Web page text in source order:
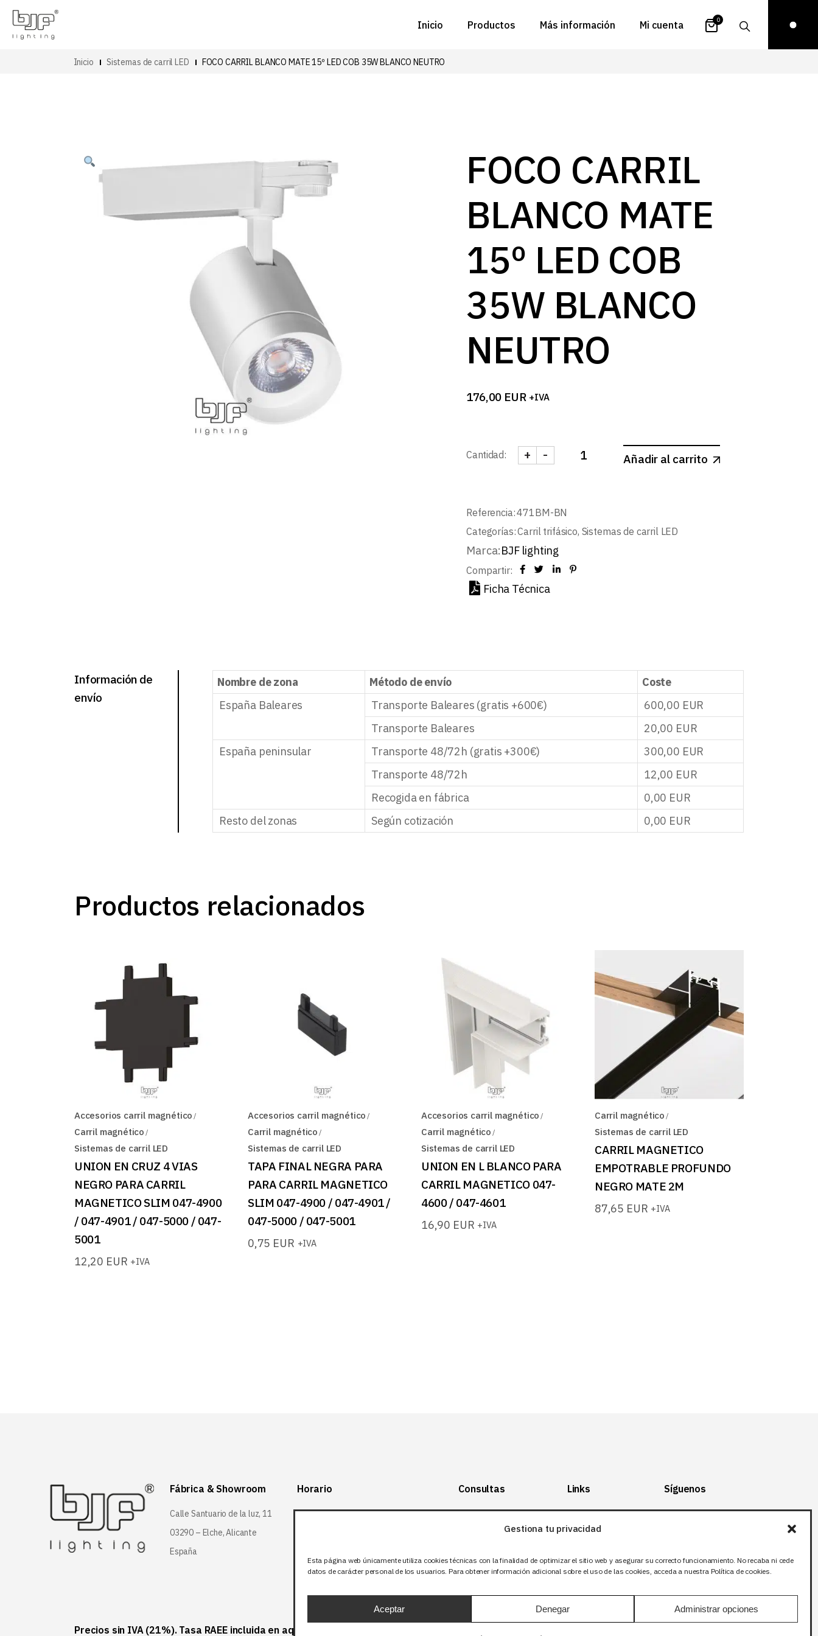
Gestiona tu privacidad
Esta página web únicamente utiliza cookies técnicas con la finalidad de optimizar el sitio web y asegurar su correcto funcionamiento. No recaba ni cede
datos de carácter personal de los usuarios. Para obtener información adicional sobre el uso de las cookies, acceda a nuestra Política de cookies.
Aceptar Denegar Administrar opciones
Inicio Productos Más información
FAQs
Proyectos
Zona de inspiración
Blog
Mi cuenta
contraseña
0
Inicio Sistemas de carril LED FOCO CARRIL BLANCO MATE 15º LED COB 35W BLANCO NEUTRO
FOCO CARRIL
BLANCO MATE
15º LED COB
35W BLANCO
NEUTRO
176,00 EUR +IVA
Cantidad: FOCO CARRIL BLANCO MATE 15º LED COB 35W BLANCO
-
+ Añadir al carrito
Referencia:471BM-BN
Categorías:Carril trifásico, Sistemas de carril LED
Marca:BJF lighting
Compartir:
Ficha Técnica
Información de
envío
Nombre de zona Método de envío
Coste
España Baleares
Transporte Baleares (gratis +600€) 600,00 EUR
Transporte Baleares
20,00 EUR
España peninsular
Transporte 48/72h (gratis +300€) 300,00 EUR
Transporte 48/72h
12,00 EUR
Recogida en fábrica
0,00 EUR
Resto del zonas
Según cotización 0,00 EUR
Productos relacionados
Accesorios carril magnético
Carril magnético
Sistemas de carril LED
UNION EN CRUZ 4 VIAS
NEGRO PARA CARRIL
MAGNETICO SLIM 047-4900
/ 047-4901 / 047-5000 / 047-
5001
12,20 EUR +IVA
Accesorios carril magnético
Carril magnético
Sistemas de carril LED
TAPA FINAL NEGRA PARA
PARA CARRIL MAGNETICO
SLIM 047-4900 / 047-4901 /
047-5000 / 047-5001
0,75 EUR +IVA
Accesorios carril magnético
Carril magnético
Sistemas de carril LED
UNION EN L BLANCO PARA
CARRIL MAGNETICO 047-
4600 / 047-4601
16,90 EUR +IVA
Carril magnético
Sistemas de carril LED
CARRIL MAGNETICO
EMPOTRABLE PROFUNDO
NEGRO MATE 2M
87,65 EUR +IVA
Fábrica & Showroom
Calle Santuario de la luz, 11
03290 – Elche, Alicante
España
Horario
Lunes-Viernes:
Cerrado
Consultas
+34 966 28 88
12
info@bjflighting.com
Links
Mapa del Sitio
Aviso legal
privacidad
Síguenos
Facebook
LinkedIn
Precios sin IVA (21%). Tasa RAEE incluida en aquellos productos que corresponda.